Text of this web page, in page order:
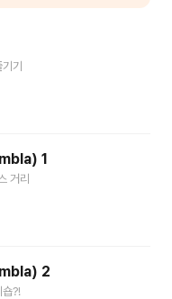
기
1
거리
2
숍?!